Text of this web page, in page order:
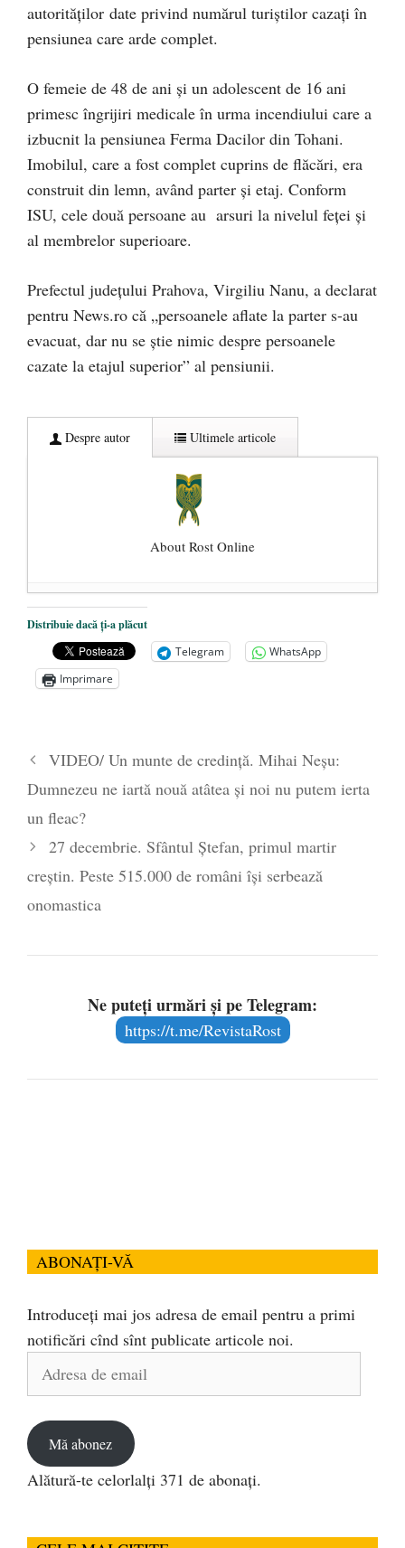
autorităţilor date privind numărul turiştilor cazaţi în
pensiunea care arde complet.
O femeie de 48 de ani şi un adolescent de 16 ani
primesc îngrijiri medicale în urma incendiului care a
izbucnit la pensiunea Ferma Dacilor din Tohani.
Imobilul, care a fost complet cuprins de flăcări, era
construit din lemn, având parter şi etaj. Conform
ISU, cele două persoane au arsuri la nivelul feţei şi
al membrelor superioare.
Prefectul judeţului Prahova, Virgiliu Nanu, a declarat
pentru News.ro că „persoanele aflate la parter s-au
evacuat, dar nu se ştie nimic despre persoanele
cazate la etajul superior” al pensiunii.
Despre autor Ultimele articole
About Rost Online
Dezvăluiri cutremurătoare despre
președintele Ucrainei, Volodymyr
Zelensky
- 13 mai 2026
Statul care servește Națiunea
poetului Octavian Goga, înlăturat din Iași
- 16 aprilie 2026
Distribuie dacă ți-a plăcut
Telegram
WhatsApp
Imprimare
VIDEO/ Un munte de credință. Mihai Neșu:
Dumnezeu ne iartă nouă atâtea și noi nu putem ierta
un fleac?
27 decembrie. Sfântul Ștefan, primul martir
creștin. Peste 515.000 de români își serbează
onomastica
Ne puteți urmări și pe Telegram:
https://t.me/RevistaRost
ABONAȚI-VĂ
Introduceți mai jos adresa de email pentru a primi
notificări cînd sînt publicate articole noi.
Adresa
Mă abonez
Alătură-te celorlalți 371 de abonați.